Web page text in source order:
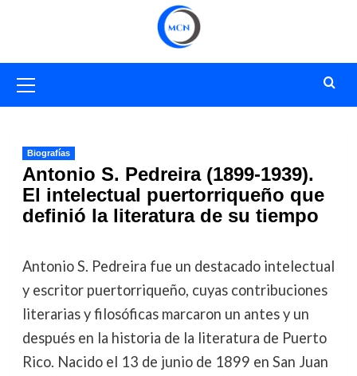
primario
Biografías
Antonio S. Pedreira (1899-1939).
El intelectual puertorriqueño que
definió la literatura de su tiempo
Antonio S. Pedreira fue un destacado intelectual
y escritor puertorriqueño, cuyas contribuciones
literarias y filosóficas marcaron un antes y un
después en la historia de la literatura de Puerto
Rico. Nacido el 13 de junio de 1899 en San Juan